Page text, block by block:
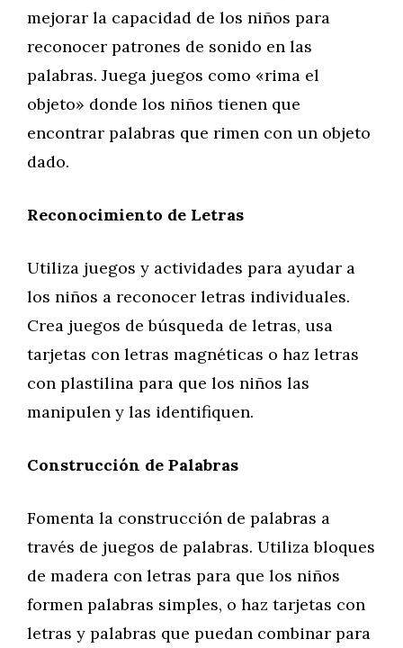
mejorar la capacidad de los niños para
reconocer patrones de sonido en las
palabras. Juega juegos como «rima el
objeto» donde los niños tienen que
encontrar palabras que rimen con un objeto
dado.
Reconocimiento de Letras
Utiliza juegos y actividades para ayudar a
los niños a reconocer letras individuales.
Crea juegos de búsqueda de letras, usa
tarjetas con letras magnéticas o haz letras
con plastilina para que los niños las
manipulen y las identifiquen.
Construcción de Palabras
Fomenta la construcción de palabras a
través de juegos de palabras. Utiliza bloques
de madera con letras para que los niños
formen palabras simples, o haz tarjetas con
letras y palabras que puedan combinar para